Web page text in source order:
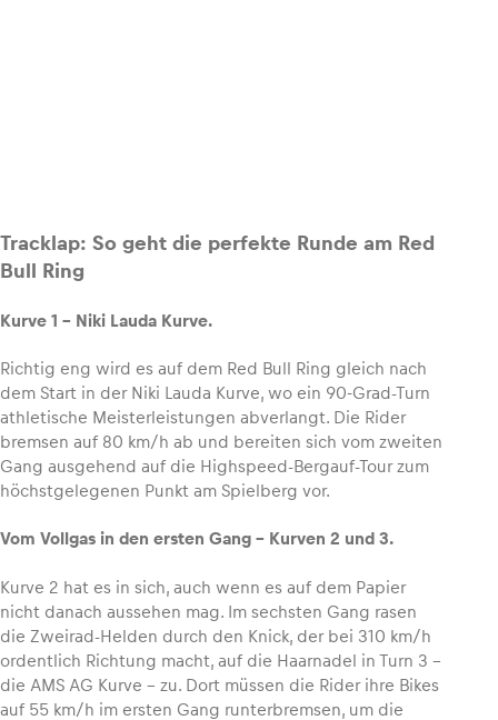
Tracklap: So geht die perfekte Runde am Red
Bull Ring
Kurve 1 – Niki Lauda Kurve.
Richtig eng wird es auf dem Red Bull Ring gleich nach
dem Start in der Niki Lauda Kurve, wo ein 90-Grad-Turn
athletische Meisterleistungen abverlangt. Die Rider
bremsen auf 80 km/h ab und bereiten sich vom zweiten
Gang ausgehend auf die Highspeed-Bergauf-Tour zum
höchstgelegenen Punkt am Spielberg vor.
Vom Vollgas in den ersten Gang – Kurven 2 und 3.
Kurve 2 hat es in sich, auch wenn es auf dem Papier
nicht danach aussehen mag. Im sechsten Gang rasen
die Zweirad-Helden durch den Knick, der bei 310 km/h
ordentlich Richtung macht, auf die Haarnadel in Turn 3 –
die AMS AG Kurve – zu. Dort müssen die Rider ihre Bikes
auf 55 km/h im ersten Gang runterbremsen, um die